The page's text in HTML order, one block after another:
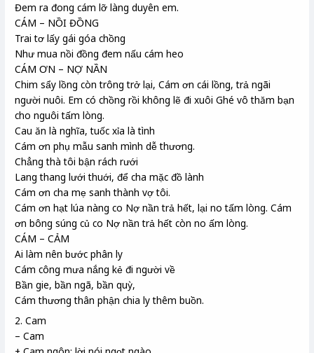
Đem ra đong cám lỡ làng duyên em.
CÁM – NỒI ĐỒNG
Trai tơ lấy gái góa chồng
Như mua nồi đồng đem nấu cám heo
CÁM ƠN – NỢ NẦN
Chim sẩy lồng còn trông trở lại, Cám ơn cái lồng, trả ngãi
người nuôi. Em có chồng rồi không lẽ đi xuôi Ghé vô thăm bạn
cho nguôi tấm lòng.
Cau ăn là nghĩa, tuốc xỉa là tình
Cám ơn phụ mẫu sanh mình dễ thương.
Chẳng thà tôi bận rách rưới
Lang thang lưới thuới, để cha mặc đồ lành
Cám ơn cha mẹ sanh thành vợ tôi.
Cám ơn hạt lúa nàng co Nợ nần trả hết, lại no tấm lòng. Cám
ơn bông súng củ co Nợ nần trả hết còn no ấm lòng.
CÁM – CẢM
Ai làm nên bước phân ly
Cám công mưa nắng kẻ đi người về
Bần gie, bần ngã, bần quỳ,
Cám thương thân phận chia ly thêm buồn.
2. Cam
– Cam